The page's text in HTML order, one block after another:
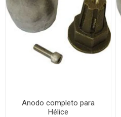
Anodo completo para
Hélice